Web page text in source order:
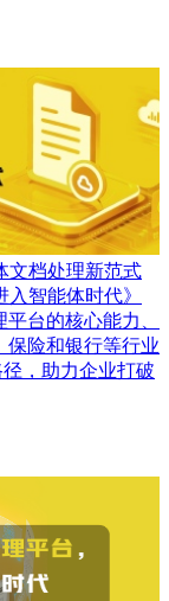
文档处理新范式
智能体时代》
台的核心能力、
保险和银行等行业
，助力企业打破